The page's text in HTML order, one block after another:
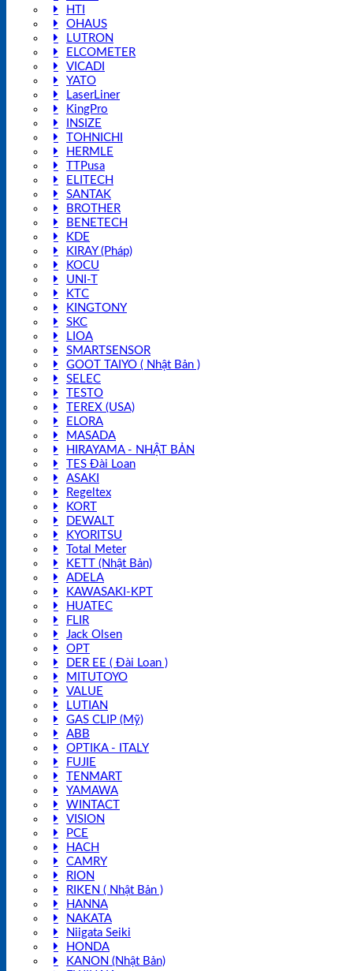
HTI
OHAUS
LUTRON
ELCOMETER
VICADI
YATO
LaserLiner
KingPro
INSIZE
TOHNICHI
HERMLE
TTPusa
ELITECH
SANTAK
BROTHER
BENETECH
KDE
KIRAY (Pháp)
KOCU
UNI-T
KTC
KINGTONY
SKC
LIOA
SMARTSENSOR
GOOT TAIYO ( Nhật Bản )
SELEC
TESTO
TEREX (USA)
ELORA
MASADA
HIRAYAMA - NHẬT BẢN
TES Đài Loan
ASAKI
Regeltex
KORT
DEWALT
KYORITSU
Total Meter
KETT (Nhật Bản)
ADELA
KAWASAKI-KPT
HUATEC
FLIR
Jack Olsen
OPT
DER EE ( Đài Loan )
MITUTOYO
VALUE
LUTIAN
GAS CLIP (Mỹ)
ABB
OPTIKA - ITALY
FUJIE
TENMART
YAMAWA
WINTACT
VISION
PCE
HACH
CAMRY
RION
RIKEN ( Nhật Bản )
HANNA
NAKATA
Niigata Seiki
HONDA
KANON (Nhật Bản)